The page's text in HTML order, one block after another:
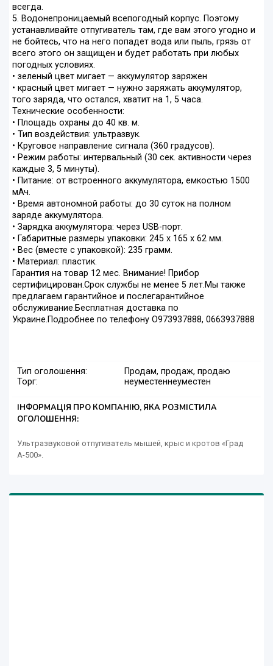
всегда.
5. Водонепроницаемый всепогодный корпус. Поэтому
устанавливайте отпугиватель там, где вам этого угодно и
не бойтесь, что на него попадет вода или пыль, грязь от
всего этого он защищен и будет работать при любых
погодных условиях.
• зеленый цвет мигает — аккумулятор заряжен
• красный цвет мигает — нужно заряжать аккумулятор,
того заряда, что остался, хватит на 1, 5 часа.
Технические особенности:
• Площадь охраны до 40 кв. м.
• Тип воздействия: ультразвук.
• Круговое направление сигнала (360 градусов).
• Режим работы: интервальный (30 сек. активности через
каждые 3, 5 минуты).
• Питание: от встроенного аккумулятора, емкостью 1500
мАч.
• Время автономной работы: до 30 суток на полном
заряде аккумулятора.
• Зарядка аккумулятора: через USB-порт.
• Габаритные размеры упаковки: 245 х 165 х 62 мм.
• Вес (вместе с упаковкой): 235 грамм.
• Материал: пластик.
Гарантия на товар 12 мес. Внимание! Прибор
сертифицирован.Срок службы не менее 5 лет.Мы также
предлагаем гарантийное и послегарантийное
обслуживание.Бесплатная доставка по
Украине.Подробнее по телефону О973937888, 0663937888
Тип оголошення:
Продам, продаж, продаю
Торг:
неуместеннеуместен
ІНФОРМАЦІЯ ПРО КОМПАНІЮ, ЯКА РОЗМІСТИЛА
ОГОЛОШЕННЯ:
Ультразвуковой отпугиватель мышей, крыс и кротов «Град
А-500».